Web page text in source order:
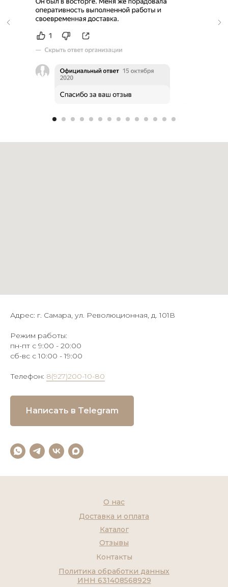
Адрес: г. Самара, ул. Революционная, д. 101В
Режим работы:
пн-пт с 9:00 - 20:00
сб-вс с 10:00 - 19:00
Телефон: 8(927)200-10-80
Написать в Telegram
Контакты
Каталог
О нас
Доставка и оплата
Отзывы
Политика обработки данных
ИНН 631408568929